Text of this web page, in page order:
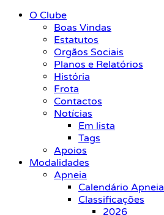
O Clube
Boas Vindas
Estatutos
Orgãos Sociais
Planos e Relatórios
História
Frota
Contactos
Notícias
Em lista
Tags
Apoios
Modalidades
Apneia
Calendário Apneia
Classificações
2026